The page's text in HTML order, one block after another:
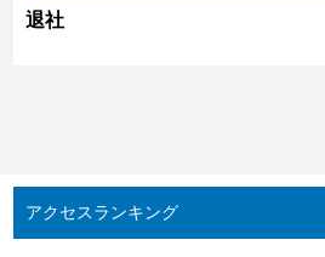
退社
アクセスランキング